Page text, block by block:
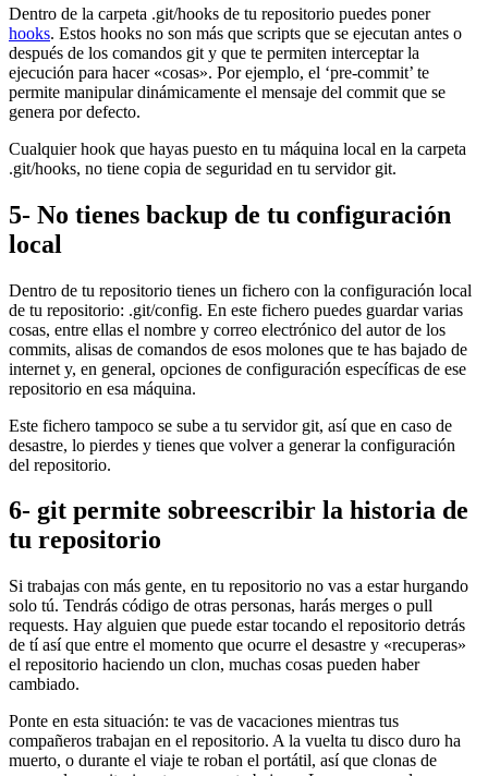
Dentro de la carpeta .git/hooks de tu repositorio puedes poner
hooks. Estos hooks no son más que scripts que se ejecutan antes o
después de los comandos git y que te permiten interceptar la
ejecución para hacer «cosas». Por ejemplo, el ‘pre-commit’ te
permite manipular dinámicamente el mensaje del commit que se
genera por defecto.
Cualquier hook que hayas puesto en tu máquina local en la carpeta
.git/hooks, no tiene copia de seguridad en tu servidor git.
5- No tienes backup de tu configuración
local
Dentro de tu repositorio tienes un fichero con la configuración local
de tu repositorio: .git/config. En este fichero puedes guardar varias
cosas, entre ellas el nombre y correo electrónico del autor de los
commits, alisas de comandos de esos molones que te has bajado de
internet y, en general, opciones de configuración específicas de ese
repositorio en esa máquina.
Este fichero tampoco se sube a tu servidor git, así que en caso de
desastre, lo pierdes y tienes que volver a generar la configuración
del repositorio.
6- git permite sobreescribir la historia de
tu repositorio
Si trabajas con más gente, en tu repositorio no vas a estar hurgando
solo tú. Tendrás código de otras personas, harás merges o pull
requests. Hay alguien que puede estar tocando el repositorio detrás
de tí así que entre el momento que ocurre el desastre y «recuperas»
el repositorio haciendo un clon, muchas cosas pueden haber
cambiado.
Ponte en esta situación: te vas de vacaciones mientras tus
compañeros trabajan en el repositorio. A la vuelta tu disco duro ha
muerto, o durante el viaje te roban el portátil, así que clonas de